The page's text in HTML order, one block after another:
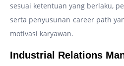
sesuai ketentuan yang berlaku,
serta penyusunan career path
motivasi karyawan.
Industrial Relations